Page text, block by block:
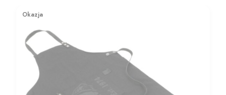
Okazja